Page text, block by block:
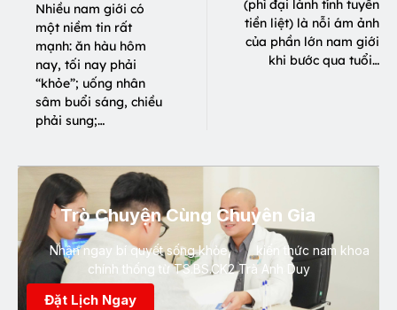
Nhiều nam giới có
một niềm tin rất
mạnh: ăn hàu hôm
nay, tối nay phải
“khỏe”; uống nhân
sâm buổi sáng, chiều
phải sung;…
(phì đại lành tính tuyến
tiền liệt) là nỗi ám ảnh
của phần lớn nam giới
khi bước qua tuổi…
Trò Chuyện Cùng Chuyên Gia
Nhận ngay bí quyết sống khỏe, kiến thức nam khoa
chính thống từ TS.BS.CK2 Trà Anh Duy
Đặt Lịch Ngay